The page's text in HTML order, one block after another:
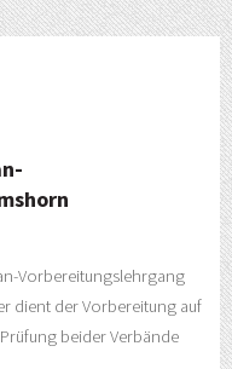
Vorbereitungslehrgang
dient der Vorbereitung auf
beider Verbände